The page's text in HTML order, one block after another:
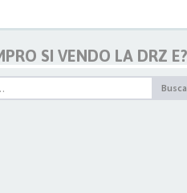
SI VENDO LA DRZ E?